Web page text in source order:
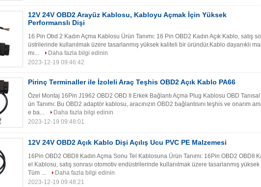
12V 24V OBD2 Arayüz Kablosu, Kabloyu Açmak İçin Yüksek
Performanslı Dişi
16 Pin Obd 2 Kadın Açma Kablosu Ürün Tanımı: 16 Pin OBD2 Kadın Açık Kablo, satış
üstrilerinde kullanılmak üzere tasarlanmış yüksek kaliteli bir üründür.Kablo dayanıklı
mı...
Daha fazla bilgi edinin
2023-12-19 09:46:42
Pirinç Terminaller ile İzoleli Araç Teşhis OBD2 Açık Kablo PA66
Özel Montaj 16Pin J1962 OBD2 OBD II Erkek Bağlantı Açma Plug Kablosu OBD
ün Tanımı: Bu OBD2 adaptör kablosu, aracınızın OBD2 bağlantısını teşhis ve onarım
e ba...
Daha fazla bilgi edinin
2023-12-19 09:48:01
12V 24V OBD2 Açık Kablo Dişi Açılış Ucu PVC PE Malzemesi
16Pin OBD2 OBDII Kadın Açma Sonu Tel Kablosuna Ürün Tanımı: 16Pin OBD2 OBDII
el Kablosu, satış sonrası otomotiv endüstrilerinde kullanılmak üzere tasarlanmış
Tüm ...
Daha fazla bilgi edinin
2023-12-19 09:48:21